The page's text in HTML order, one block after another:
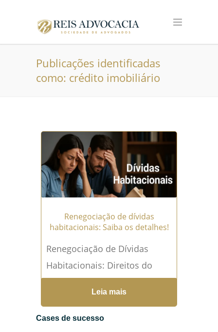
Publicações identificadas
como: crédito imobiliário
Renegociação de dívidas
habitacionais: Saiba os detalhes!
Renegociação de Dívidas
Habitacionais: Direitos do
Consumidor e Procedimentos
O que é renegociação de
dívida habitacional?
Leia mais
Cases de sucesso